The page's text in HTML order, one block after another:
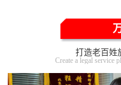
打造老百姓
Create a legal service